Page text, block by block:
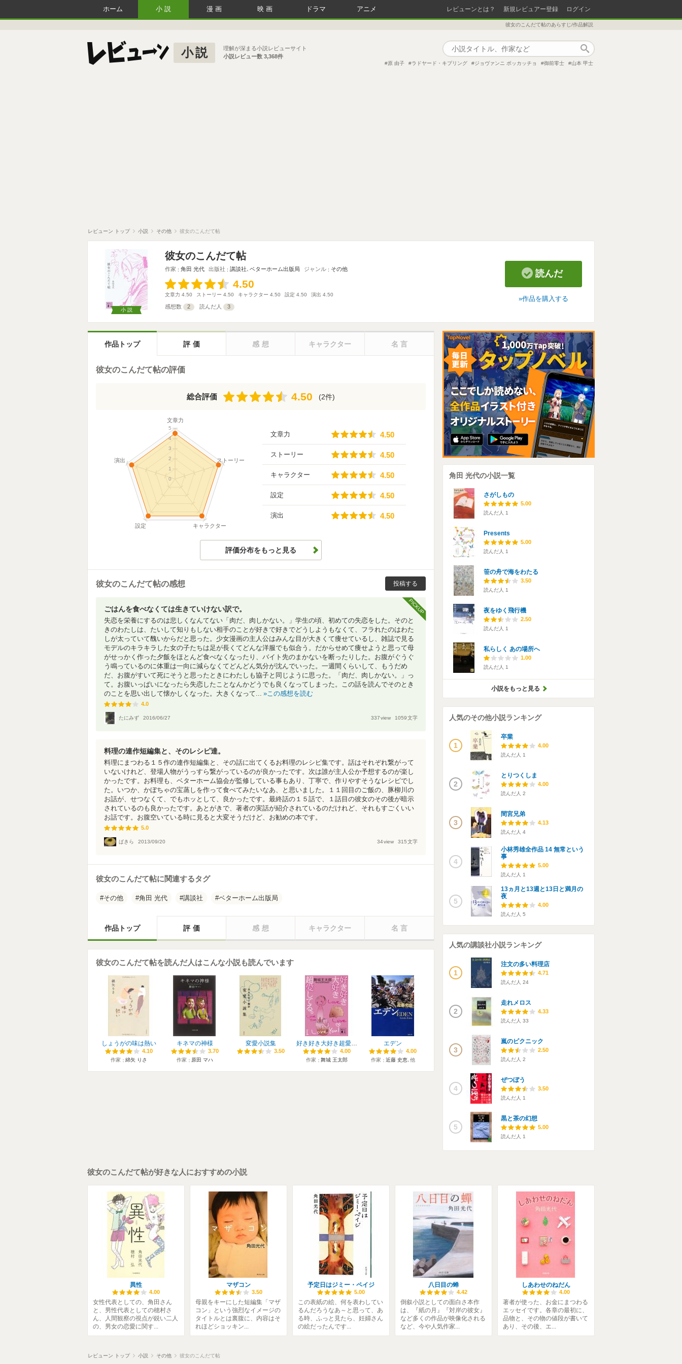
ホーム 小説 漫画 映画 ドラマ アニメ レビューンとは？ 新規レビュアー登録 ログイン
彼女のこんだて帖のあらすじ/作品解説
小説
理解が深まる小説レビューサイト
小説レビュー数 3,368件
原 由子 ラドヤード・キプリング ジョヴァンニ ボッカッチョ 御前零士 山本 甲士
レビューン トップ 小説 その他 彼女のこんだて帖
小説
彼女のこんだて帖
作家 角田 光代 出版社 講談社､ ベターホーム出版局 ジャンル その他
4.50
4.50
文章力 4.50 ストーリー 4.50 キャラクター 4.50 設定 4.50 演出 4.50
感想数 2 読んだ人 3
読んだ
作品を購入する
作品トップ 評価 感想 キャラクター 名言
彼女のこんだて帖の評価
総合評価 4.50
4.50 (2件)
文章力
ストーリー
キャラクター
設定
演出
0
1
2
3
4
5
文章力 4.50
4.50
ストーリー 4.50
4.50
キャラクター 4.50
4.50
設定 4.50
4.50
演出 4.50
4.50
評価分布をもっと見る
彼女のこんだて帖の感想 投稿する
ごはんを食べなくては生きていけない訳で。
失恋を栄養にするのは悲しくなんてない「肉だ、肉しかない。」学生の頃、初めての失恋をした。そのと
きのわたしは、たいして知りもしない相手のことが好きで好きでどうしようもなくて、フラれたのはわた
しが太っていて醜いからだと思った。少女漫画の主人公はみんな目が大きくて痩せているし、雑誌で見る
モデルのキラキラした女の子たちは足が長くてどんな洋服でも似合う。だからせめて痩せようと思って母
がせっかく作った夕飯をほとんど食べなくなったり、バイト先のまかないを断ったりした。お腹がぐうぐ
う鳴っているのに体重は一向に減らなくてどんどん気分が沈んでいった。一週間くらいして、もうだめ
だ、お腹がすいて死にそうと思ったときにわたしも協子と同じように思った。「肉だ、肉しかない。」っ
て。お腹いっぱいになったら失恋したことなんかどうでも良くなってしまった。この話を読んでそのとき
のことを思い出して懐かしくなった。大きくなって...
この感想を読む
4.0
4.0
たにみず 2016/06/27 337view 1059文字
PICKUP
料理の連作短編集と、そのレシピ達。
料理にまつわる１５作の連作短編集と、その話に出てくるお料理のレシピ集です。話はそれぞれ繋がって
いないけれど、登場人物がうっすら繋がっているのが良かったです。次は誰が主人公か予想するのが楽し
かったです。お料理も、ベターホーム協会が監修している事もあり、丁寧で、作りやすそうなレシピでし
た。いつか、かぼちゃの宝蒸しを作って食べてみたいなあ、と思いました。１１回目のご飯の、豚柳川の
お話が、せつなくて、でもホッとして、良かったです。最終話の１５話で、１話目の彼女のその後が暗示
されているのも良かったです。あとがきで、著者の実話が紹介されているのだけれど、それもすごくいい
お話です。お腹空いている時に見ると大変そうだけど、お勧めの本です。
5.0
5.0
ぱきら 2013/09/20 34view 315文字
彼女のこんだて帖に関連するタグ
その他 角田 光代 講談社 ベターホーム出版局
作品トップ 評価 感想 キャラクター 名言
彼女のこんだて帖を読んだ人はこんな小説も読んでいます
しょうがの味は熱い
4.10
4.10
作家 綿矢 りさ
キネマの神様
3.70
3.70
作家 原田 マハ
変愛小説集
3.50
3.50
好き好き大好き超愛してる。
4.00
4.00
作家 舞城 王太郎
エデン
4.00
4.00
作家 近藤 史恵､他
角田 光代の小説一覧
さがしもの
5.00
読んだ人 1
Presents
5.00
読んだ人 1
笹の舟で海をわたる
3.50
読んだ人 1
夜をゆく飛行機
2.50
読んだ人 1
私らしく あの場所へ
1.00
読んだ人 1
小説をもっと見る
人気のその他小説ランキング
1
卒業
4.00
読んだ人 1
2
とりつくしま
4.00
読んだ人 2
3
間宮兄弟
4.13
読んだ人 4
4
小林秀雄全作品 14 無常という
事
5.00
読んだ人 1
5
13ヵ月と13週と13日と満月の
夜
4.00
読んだ人 5
人気の講談社小説ランキング
1
注文の多い料理店
4.71
読んだ人 24
2
走れメロス
4.33
読んだ人 33
3
嵐のピクニック
2.50
読んだ人 2
4
ぜつぼう
3.50
読んだ人 1
5
黒と茶の幻想
5.00
読んだ人 1
彼女のこんだて帖が好きな人におすすめの小説
異性
4.00
女性代表としての、角田さん
と、男性代表としての穂村さ
ん、人間観察の視点が鋭い二人
の、男女の恋愛に関す...
マザコン
3.50
母親をキーにした短編集「マザ
コン」という強烈なイメージの
タイトルとは裏腹に、内容はそ
れほどショッキン...
予定日はジミー・ペイジ
5.00
この表紙の絵、何を表わしてい
るんだろうなあ～と思って、あ
る時、ふっと見たら、妊婦さん
の絵だったんです...
八日目の蝉
4.42
倒叙小説としての面白さ本作
は、『紙の月』『対岸の彼女』
など多くの作品が映像化される
など、今や人気作家...
しあわせのねだん
4.00
著者が使った、お金にまつわる
エッセイです。各章の最初に、
品物と、その物の値段が書いて
あり、その後、エ...
レビューン トップ 小説 その他 彼女のこんだて帖